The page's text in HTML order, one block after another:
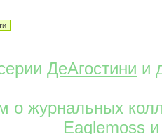
ДеАгостини и
о журнальных
Eaglemoss и